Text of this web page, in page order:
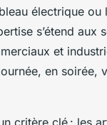
électrique ou
s’étend aux
et
en soirée,
critère clé : les